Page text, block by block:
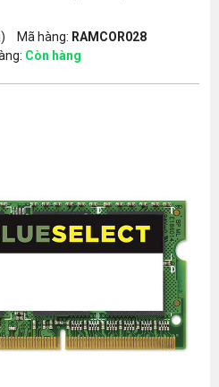
Mã hàng: RAMCOR028
Còn hàng